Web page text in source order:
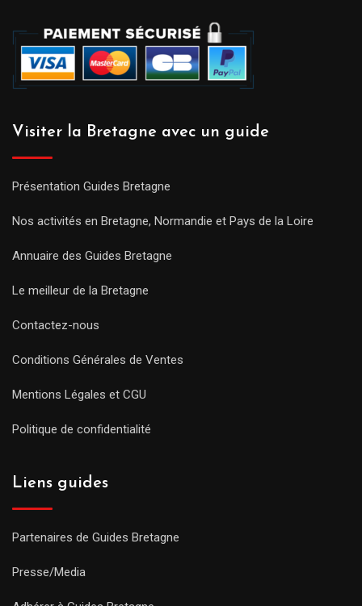
Visiter la Bretagne avec un guide
Présentation Guides Bretagne
Nos activités en Bretagne, Normandie et Pays de la Loire
Annuaire des Guides Bretagne
Le meilleur de la Bretagne
Contactez-nous
Conditions Générales de Ventes
Mentions Légales et CGU
Politique de confidentialité
Liens guides
Partenaires de Guides Bretagne
Presse/Media